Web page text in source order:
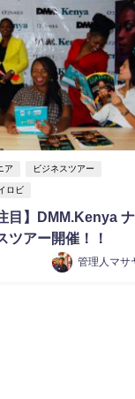
ア ビジネスツアー
ロビ
目】DMM.Kenya ナ
ツアー開催！！
管理人マサ